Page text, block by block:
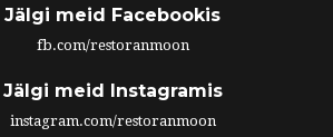
Jälgi meid Facebookis
fb.com/restoranmoon
Jälgi meid Instagramis
instagram.com/restoranmoon